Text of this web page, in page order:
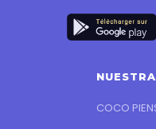
COCO